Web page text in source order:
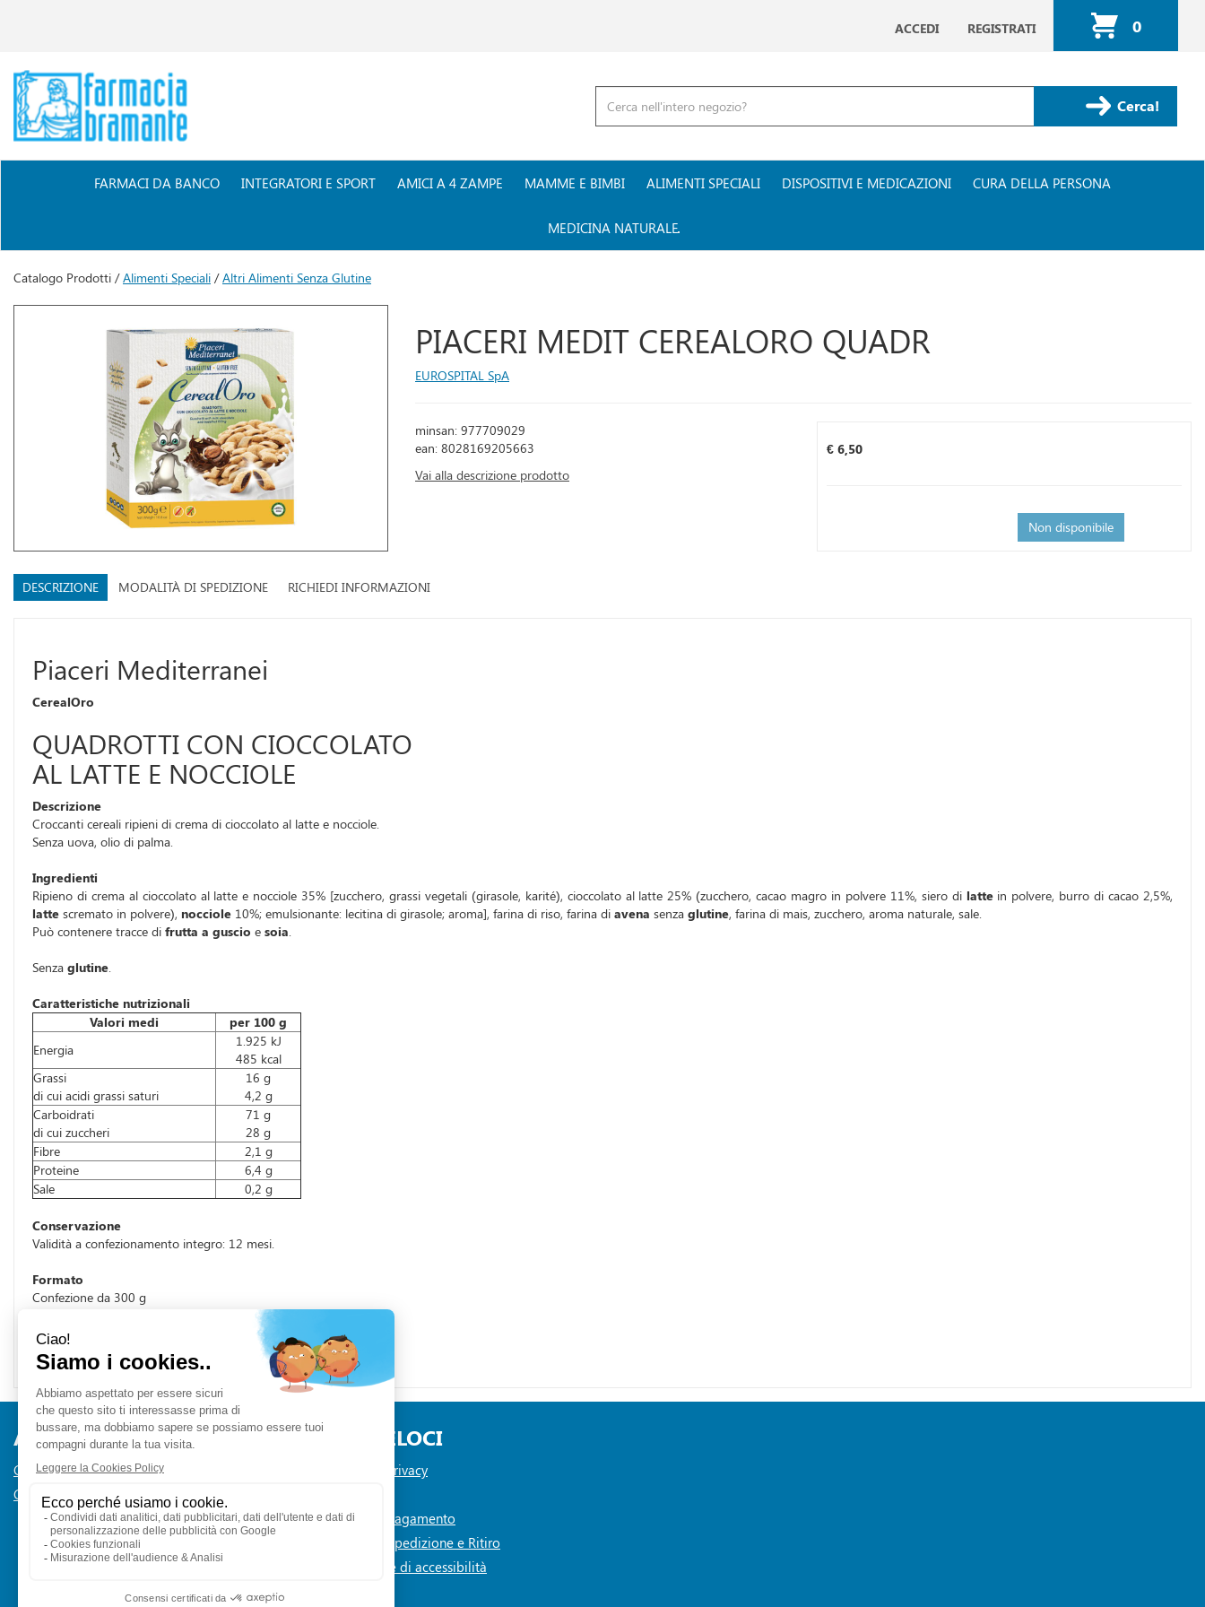
ACCEDI REGISTRATI 0
ARTICOLI
INSERITI
Farmacia
Bramante
Prodotto
Cerca Prodotto
FARMACI DA BANCO INTEGRATORI E SPORT AMICI A 4 ZAMPE MAMME E BIMBI ALIMENTI SPECIALI DISPOSITIVI E MEDICAZIONI CURA DELLA PERSONA
MEDICINA NATURALE
Catalogo Prodotti /Alimenti Speciali /Altri Alimenti Senza Glutine
PIACERI MEDIT CEREALORO QUADR
EUROSPITAL SpA
minsan: 977709029
ean: 8028169205663
Vai alla descrizione prodotto
Prezzo
€ 6,50
Non disponibile
DESCRIZIONE MODALITÀ DI SPEDIZIONE RICHIEDI INFORMAZIONI
Piaceri Mediterranei
CerealOro
QUADROTTI CON CIOCCOLATO
AL LATTE E NOCCIOLE
Descrizione
Croccanti cereali ripieni di crema di cioccolato al latte e nocciole.
Senza uova, olio di palma.
Ingredienti
Ripieno di crema al cioccolato al latte e nocciole 35% [zucchero, grassi vegetali (girasole, karité), cioccolato al latte 25% (zucchero, cacao magro in polvere 11%, siero di lattein polvere, burro di cacao 2,5%,
latte scremato in polvere), nocciole 10%; emulsionante: lecitina di girasole; aroma], farina di riso, farina di avena senza glutine, farina di mais, zucchero, aroma naturale, sale.
Può contenere tracce di frutta a guscio e soia
Senza glutine
Caratteristiche nutrizionali
Valori medi
per 100 g
Energia
1.925 kJ
485 kcal
Grassi
di cui acidi grassi saturi
16 g
4,2 g
Carboidrati
di cui zuccheri
71 g
28 g
Fibre
2,1 g
Proteine
6,4 g
Sale
0,2 g
Conservazione
Validità a confezionamento integro: 12 mesi.
Formato
Confezione da 300 g
Cod.CO09
Cod.
AREA UTENTE
Contatti
Condizioni di Vendita
LINK VELOCI
Informativa Privacy
Modalità di Pagamento
Modalità di Spedizione e Ritiro
Dichiarazione di accessibilità